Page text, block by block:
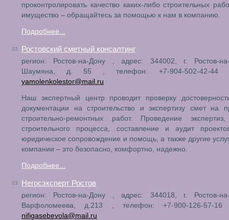
проконтролировать качество каких-либо строительных
имущество – обращайтесь за помощью к нам в компанию.
Подробнее...
22. Ростовский сметный консалтинг
регион: Ростов-на-Дону , адрес: 344002, г. Ростов-
Шаумяна, д. 55 , телефон: +7-904-502-42-44
yamolenkolestor@mail.ru
Наш экспертный центр проводит проверку
документации на строительство и экспертизу смет на
строительно-ремонтных работ. Проведение
строительного процесса, составление и аудит
юридическое сопровождение и помощь, а также другие
компании – это безопасно, комфортно, надежно.
Подробнее...
23. Негосэксперт Ростов
регион: Ростов-на-Дону , адрес: 344018, г. Ростов-
Варфоломеева, д.213 , телефон: +7-900-126-57-
nifigasebevola@mail.ru